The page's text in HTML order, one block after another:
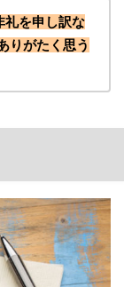
礼を申し訳な
りがたく思う